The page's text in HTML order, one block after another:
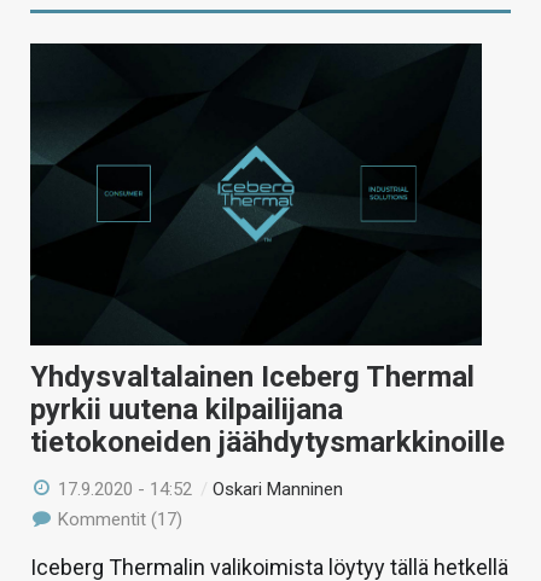
Yhdysvaltalainen Iceberg Thermal
pyrkii uutena kilpailijana
tietokoneiden jäähdytysmarkkinoille
17.9.2020 - 14:52 /Oskari Manninen
Kommentit (17)
Iceberg Thermalin valikoimista löytyy tällä hetkellä